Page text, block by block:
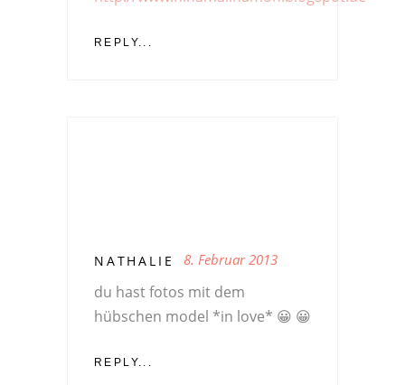
REPLY...
NATHALIE 8. Februar 2013
du hast fotos mit dem
hübschen model *in love* 😀 😀
REPLY...